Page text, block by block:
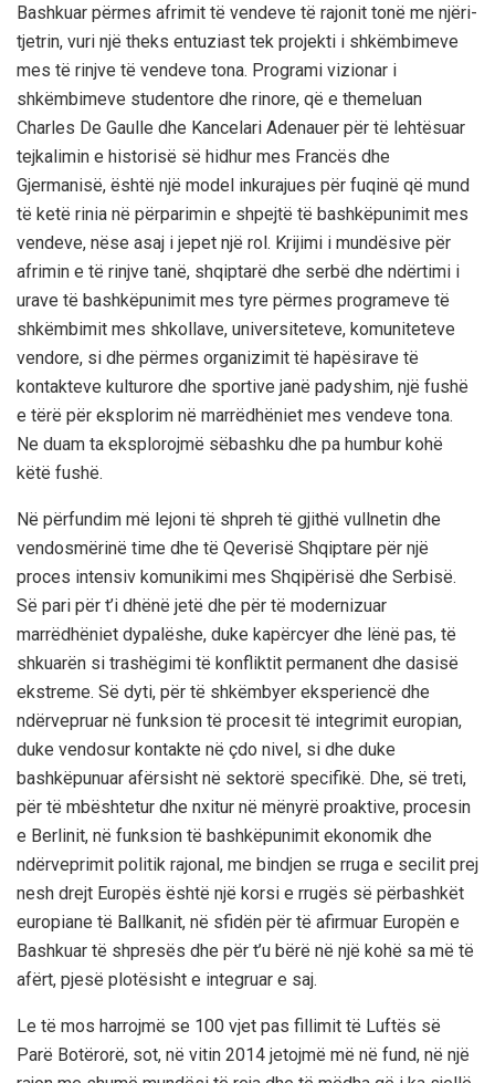
Bashkuar përmes afrimit të vendeve të rajonit tonë me njëri-
tjetrin, vuri një theks entuziast tek projekti i shkëmbimeve
mes të rinjve të vendeve tona. Programi vizionar i
shkëmbimeve studentore dhe rinore, që e themeluan
Charles De Gaulle dhe Kancelari Adenauer për të lehtësuar
tejkalimin e historisë së hidhur mes Francës dhe
Gjermanisë, është një model inkurajues për fuqinë që mund
të ketë rinia në përparimin e shpejtë të bashkëpunimit mes
vendeve, nëse asaj i jepet një rol. Krijimi i mundësive për
afrimin e të rinjve tanë, shqiptarë dhe serbë dhe ndërtimi i
urave të bashkëpunimit mes tyre përmes programeve të
shkëmbimit mes shkollave, universiteteve, komuniteteve
vendore, si dhe përmes organizimit të hapësirave të
kontakteve kulturore dhe sportive janë padyshim, një fushë
e tërë për eksplorim në marrëdhëniet mes vendeve tona.
Ne duam ta eksplorojmë sëbashku dhe pa humbur kohë
këtë fushë.
Në përfundim më lejoni të shpreh të gjithë vullnetin dhe
vendosmërinë time dhe të Qeverisë Shqiptare për një
proces intensiv komunikimi mes Shqipërisë dhe Serbisë.
Së pari për t’i dhënë jetë dhe për të modernizuar
marrëdhëniet dypalëshe, duke kapërcyer dhe lënë pas, të
shkuarën si trashëgimi të konfliktit permanent dhe dasisë
ekstreme. Së dyti, për të shkëmbyer eksperiencë dhe
ndërvepruar në funksion të procesit të integrimit europian,
duke vendosur kontakte në çdo nivel, si dhe duke
bashkëpunuar afërsisht në sektorë specifikë. Dhe, së treti,
për të mbështetur dhe nxitur në mënyrë proaktive, procesin
e Berlinit, në funksion të bashkëpunimit ekonomik dhe
ndërveprimit politik rajonal, me bindjen se rruga e secilit prej
nesh drejt Europës është një korsi e rrugës së përbashkët
europiane të Ballkanit, në sfidën për të afirmuar Europën e
Bashkuar të shpresës dhe për t’u bërë në një kohë sa më të
afërt, pjesë plotësisht e integruar e saj.
Le të mos harrojmë se 100 vjet pas fillimit të Luftës së
Parë Botërorë, sot, në vitin 2014 jetojmë më në fund, në një